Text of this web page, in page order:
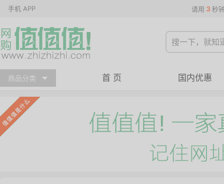
手机 APP 请用 3 秒
商品分类 首 页 国内优惠